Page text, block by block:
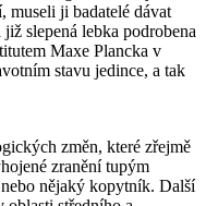
museli ji badatelé dávat
slepená lebka podrobena
Maxe Plancka v
stavu jedince, a tak
změn, které zřejmě
zranění tupým
nějaký kopytník. Další